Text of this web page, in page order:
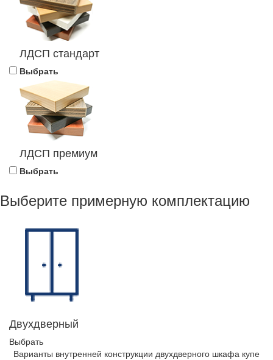
ЛДСП стандарт
Выбрать
ЛДСП премиум
Выбрать
Выберите примерную комплектацию
Двухдверный
Выбрать
Варианты внутренней конструкции двухдверного шкафа купе